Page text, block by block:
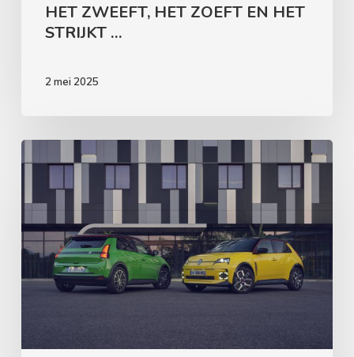
HET ZWEEFT, HET ZOEFT EN HET
STRIJKT …
2 mei 2025
IN
HUIS